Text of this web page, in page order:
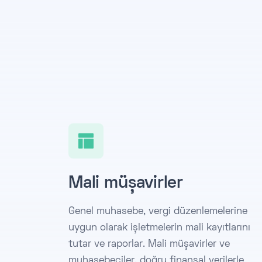
Mali müşavirler
Genel muhasebe, vergi düzenlemelerine
uygun olarak işletmelerin mali kayıtlarını
tutar ve raporlar. Mali müşavirler ve